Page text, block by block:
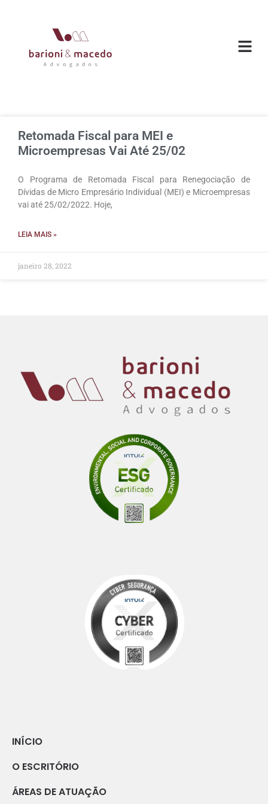
Retomada Fiscal para MEI e
Microempresas Vai Até 25/02
O Programa de Retomada Fiscal para Renegociação de
Dívidas de Micro Empresário Individual (MEI) e Microempresas
vai até 25/02/2022. Hoje,
LEIA MAIS »
janeiro 28, 2022
INÍCIO
O ESCRITÓRIO
ÁREAS DE ATUAÇÃO